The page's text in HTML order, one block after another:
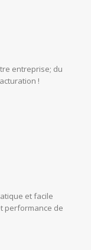
entreprise; du
!
et facile
performance de